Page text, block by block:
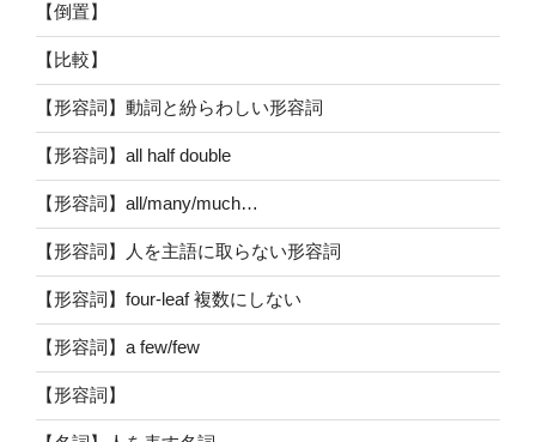
【倒置】
【比較】
【形容詞】動詞と紛らわしい形容詞
【形容詞】all half double
【形容詞】all/many/much…
【形容詞】人を主語に取らない形容詞
【形容詞】four-leaf 複数にしない
【形容詞】a few/few
【形容詞】